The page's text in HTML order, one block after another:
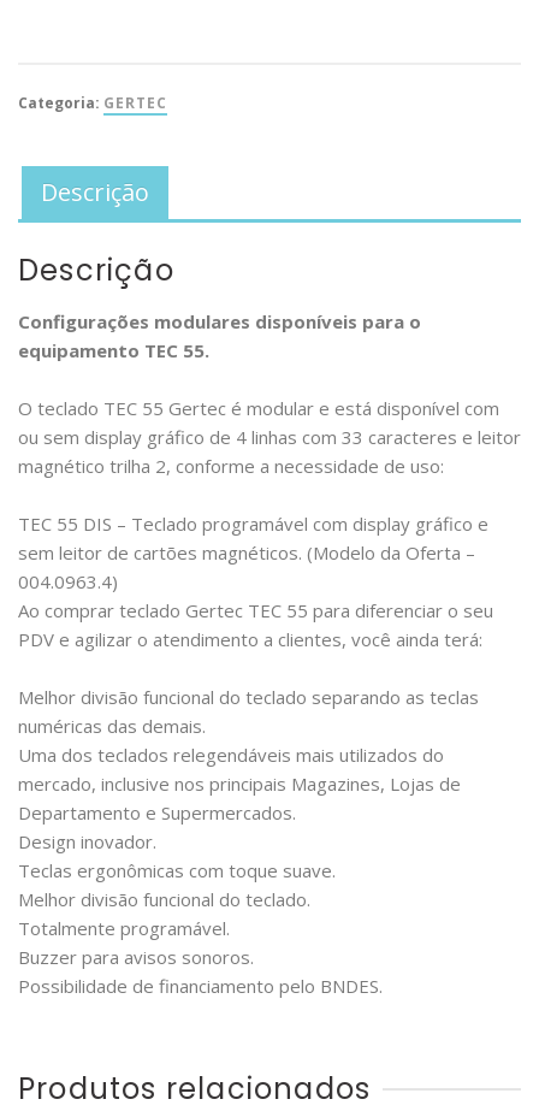
Categoria: GERTEC
Descrição
Descrição
Configurações modulares disponíveis para o
equipamento TEC 55.
O teclado TEC 55 Gertec é modular e está disponível com
ou sem display gráfico de 4 linhas com 33 caracteres e leitor
magnético trilha 2, conforme a necessidade de uso:
TEC 55 DIS – Teclado programável com display gráfico e
sem leitor de cartões magnéticos. (Modelo da Oferta –
004.0963.4)
Ao comprar teclado Gertec TEC 55 para diferenciar o seu
PDV e agilizar o atendimento a clientes, você ainda terá:
Melhor divisão funcional do teclado separando as teclas
numéricas das demais.
Uma dos teclados relegendáveis mais utilizados do
mercado, inclusive nos principais Magazines, Lojas de
Departamento e Supermercados.
Design inovador.
Teclas ergonômicas com toque suave.
Melhor divisão funcional do teclado.
Totalmente programável.
Buzzer para avisos sonoros.
Possibilidade de financiamento pelo BNDES.
Produtos relacionados